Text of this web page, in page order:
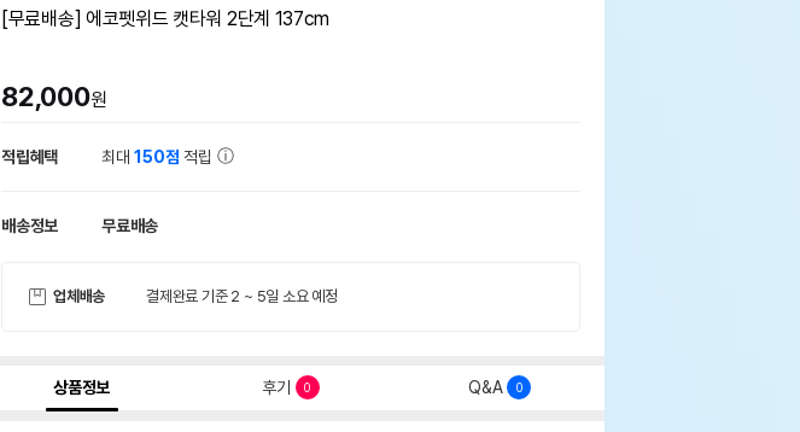
[무료배송] 에코펫위드 캣타워 2단계 137cm
82,000원
적립혜택 최대150점 적립
배송정보 무료배송
업체배송 결제완료 기준 2 ~ 5일 소요 예정
상품정보 후기 0 Q&A 0